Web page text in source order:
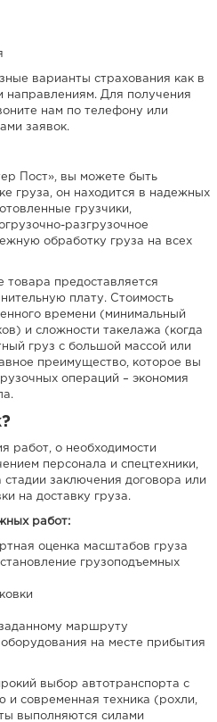
варианты страхования как в
направлениям. Для получения
нам по телефону или
заявок.
Пост», вы можете быть
груза, он находится в надежных
грузчики,
разгрузочное
обработку груза на всех
товара предоставляется
плату. Стоимость
времени (минимальный
и сложности такелажа (когда
груз с большой массой или
преимущество, которое вы
операций – экономия
работ, о необходимости
персонала и спецтехники,
заключения договора или
на доставку груза.
работ:
оценка масштабов груза
грузоподъемных
маршруту
на месте прибытия
выбор автотранспорта с
и современная техника (рохли,
выполняются силами